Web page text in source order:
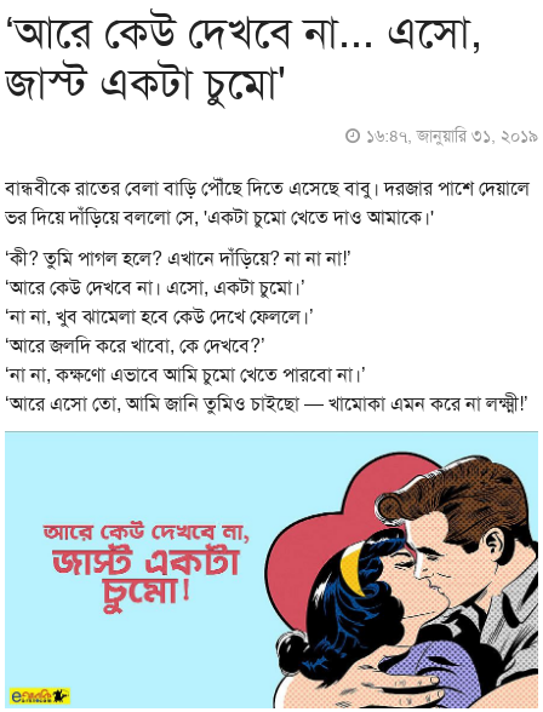
‘আরে কেউ দেখবে না... এসো,
জাস্ট একটা চুমো'
১৬:৪৭, জানুয়ারি ৩১, ২০১৯
বান্ধবীকে রাতের বেলা বাড়ি পৌঁছে দিতে এসেছে বাবু। দরজার পাশে দেয়ালে
ভর দিয়ে দাঁড়িয়ে বললো সে, 'একটা চুমো খেতে দাও আমাকে।'
‘কী? তুমি পাগল হলে? এখানে দাঁড়িয়ে? না না না!’
‘আরে কেউ দেখবে না। এসো, একটা চুমো।’
‘না না, খুব ঝামেলা হবে কেউ দেখে ফেললে।’
‘আরে জলদি করে খাবো, কে দেখবে?’
‘না না, কক্ষণো এভাবে আমি চুমো খেতে পারবো না।’
‘আরে এসো তো, আমি জানি তুমিও চাইছো — খামোকা এমন করে না লক্ষ্মী!’